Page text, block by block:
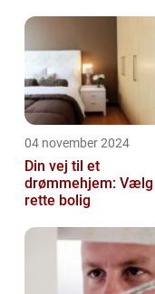
04 november 2024
Din vej til et
drømmehjem: Vælg
rette bolig